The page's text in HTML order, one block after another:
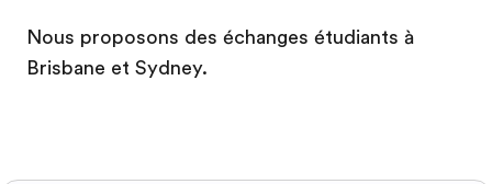
Nous proposons des échanges étudiants à
Brisbane et Sydney.